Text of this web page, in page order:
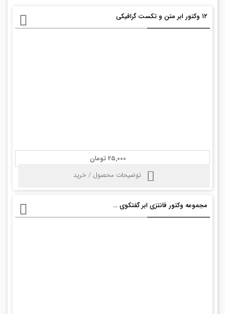
۱۲ وکتور ابر متن و تکست گرافیکی
25,000 تومان
توضیحات محصول / خرید
مجموعه وکتور فانتزی ابر گفتکوی سبز